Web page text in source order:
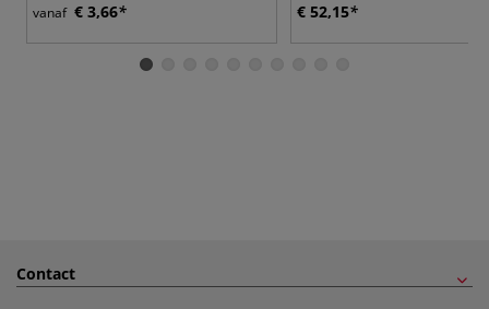
vanaf € 3,66 € 52,15
Contact